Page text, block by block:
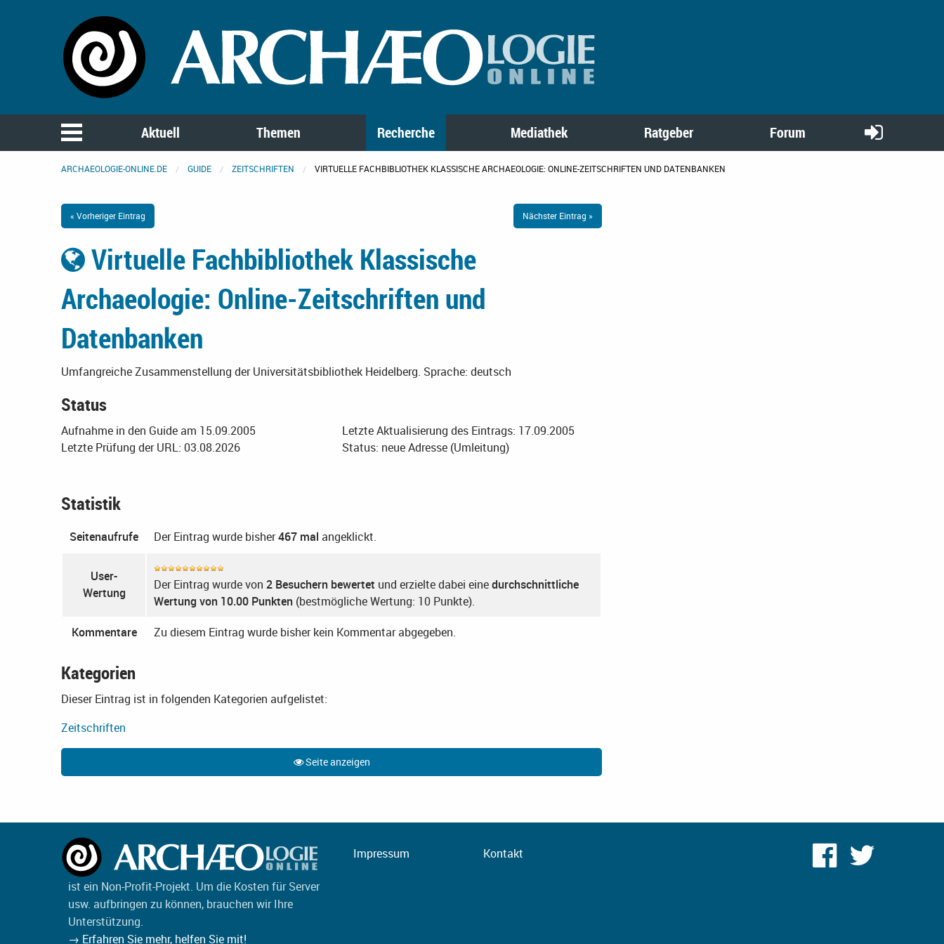
Aktuell Themen Recherche Mediathek Ratgeber Forum
ARCHAEOLOGIE-ONLINE.DE GUIDE ZEITSCHRIFTEN VIRTUELLE FACHBIBLIOTHEK KLASSISCHE ARCHAEOLOGIE: ONLINE-ZEITSCHRIFTEN UND DATENBANKEN
« Vorheriger Eintrag Nächster Eintrag »
Virtuelle Fachbibliothek Klassische
Archaeologie: Online-Zeitschriften und
Datenbanken
Umfangreiche Zusammenstellung der Universitätsbibliothek Heidelberg. Sprache: deutsch
Status
Aufnahme in den Guide am 15.09.2005
Letzte Aktualisierung des Eintrags: 17.09.2005
Letzte Prüfung der URL: 03.08.2026
Status: neue Adresse (Umleitung)
Statistik
Seitenaufrufe Der Eintrag wurde bisher467 mal angeklickt.
User-
Wertung
Der Eintrag wurde von 2 Besuchern bewertet und erzielte dabei einedurchschnittliche
Wertung von 10.00 Punkten (bestmögliche Wertung: 10 Punkte).
Kommentare
Zu diesem Eintrag wurde bisher kein Kommentar abgegeben.
Kategorien
Dieser Eintrag ist in folgenden Kategorien aufgelistet:
Zeitschriften
Seite anzeigen
ist ein Non-Profit-Projekt. Um die Kosten für Server
usw. aufbringen zu können, brauchen wir Ihre
Unterstützung.
→ Erfahren Sie mehr, helfen Sie mit!
Impressum Kontakt